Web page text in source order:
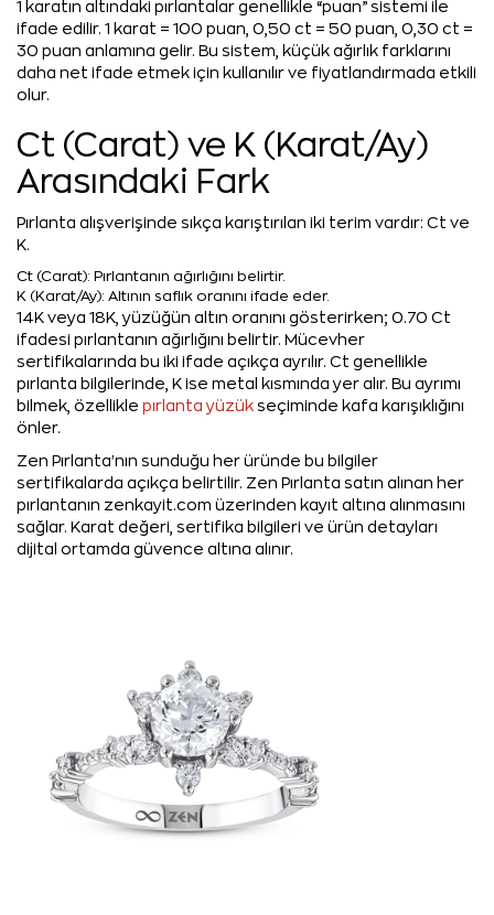
1 karatın altındaki pırlantalar genellikle “puan” sistemi ile
ifade edilir. 1 karat = 100 puan, 0,50 ct = 50 puan, 0,30 ct =
30 puan anlamına gelir. Bu sistem, küçük ağırlık farklarını
daha net ifade etmek için kullanılır ve fiyatlandırmada etkili
olur.
Ct (Carat) ve K (Karat/Ay)
Arasındaki Fark
Pırlanta alışverişinde sıkça karıştırılan iki terim vardır: Ct ve
K.
Ct (Carat): Pırlantanın ağırlığını belirtir.
K (Karat/Ay): Altının saflık oranını ifade eder.
14K veya 18K, yüzüğün altın oranını gösterirken; 0.70 Ct
ifadesi pırlantanın ağırlığını belirtir. Mücevher
sertifikalarında bu iki ifade açıkça ayrılır. Ct genellikle
pırlanta bilgilerinde, K ise metal kısmında yer alır. Bu ayrımı
bilmek, özellikle pırlanta yüzük seçiminde kafa karışıklığını
önler.
Zen Pırlanta'nın sunduğu her üründe bu bilgiler
sertifikalarda açıkça belirtilir. Zen Pırlanta satın alınan her
pırlantanın zenkayit.com üzerinden kayıt altına alınmasını
sağlar. Karat değeri, sertifika bilgileri ve ürün detayları
dijital ortamda güvence altına alınır.